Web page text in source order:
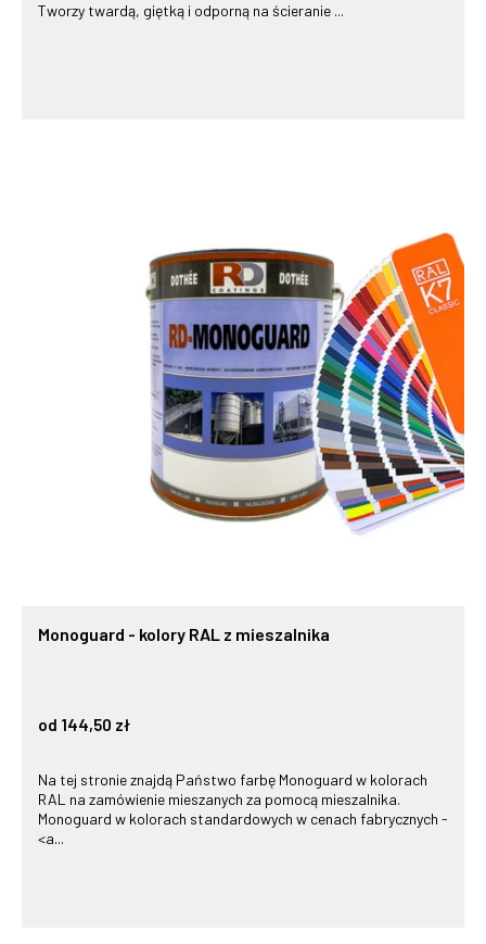
Tworzy twardą, giętką i odporną na ścieranie ...
Monoguard - kolory RAL z mieszalnika
od 144,50 zł
Na tej stronie znajdą Państwo farbę Monoguard w kolorach
RAL na zamówienie mieszanych za pomocą mieszalnika.
Monoguard w kolorach standardowych w cenach fabrycznych -
<a...